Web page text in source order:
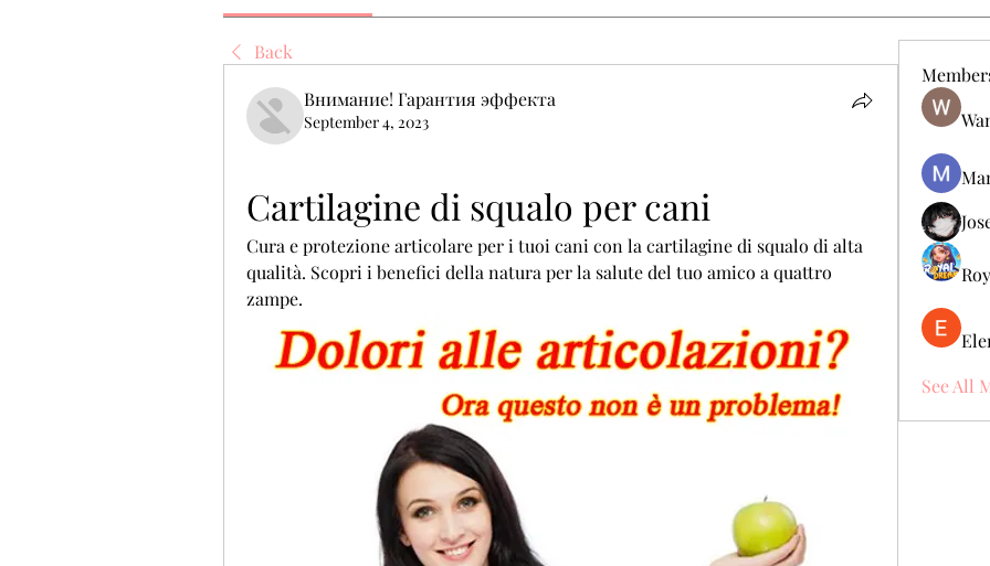
Back
Внимание! Гарантия эффекта
September 4, 2023
Cartilagine di squalo per cani
Cura e protezione articolare per i tuoi cani con la cartilagine di squalo di alta
qualità. Scopri i benefici della natura per la salute del tuo amico a quattro
zampe.
See All